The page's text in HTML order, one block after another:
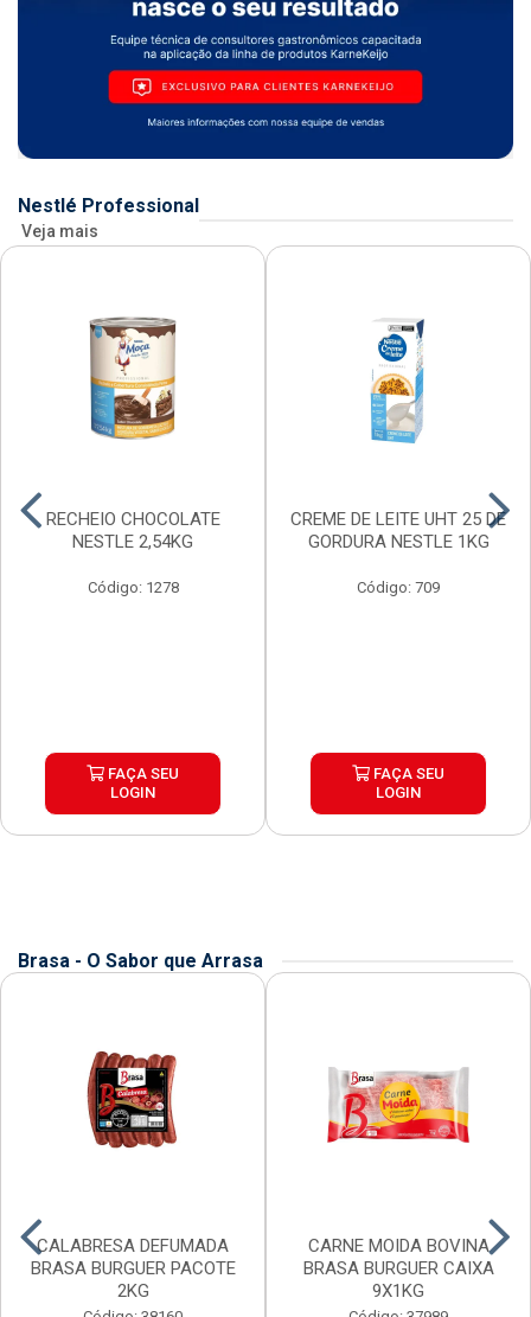
Nestlé Professional
Veja mais
RECHEIO CHOCOLATE
NESTLE 2,54KG
Código: 1278
FAÇA SEU
LOGIN
CREME DE LEITE UHT 25 DE
GORDURA NESTLE 1KG
Código: 709
FAÇA SEU
LOGIN
Brasa - O Sabor que Arrasa
CALABRESA DEFUMADA
BRASA BURGUER PACOTE
2KG
CARNE MOIDA BOVINA
BRASA BURGUER CAIXA
9X1KG